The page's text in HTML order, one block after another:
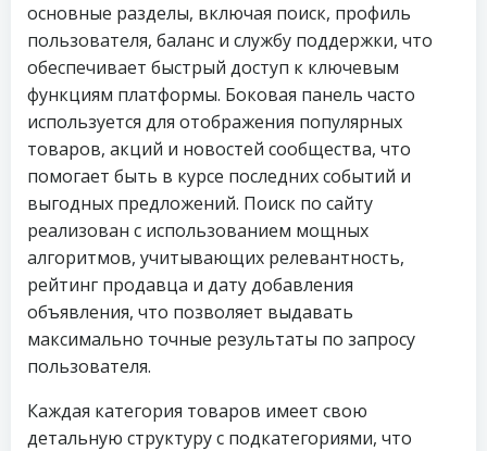
основные разделы, включая поиск, профиль
пользователя, баланс и службу поддержки, что
обеспечивает быстрый доступ к ключевым
функциям платформы. Боковая панель часто
используется для отображения популярных
товаров, акций и новостей сообщества, что
помогает быть в курсе последних событий и
выгодных предложений. Поиск по сайту
реализован с использованием мощных
алгоритмов, учитывающих релевантность,
рейтинг продавца и дату добавления
объявления, что позволяет выдавать
максимально точные результаты по запросу
пользователя.
Каждая категория товаров имеет свою
детальную структуру с подкатегориями, что